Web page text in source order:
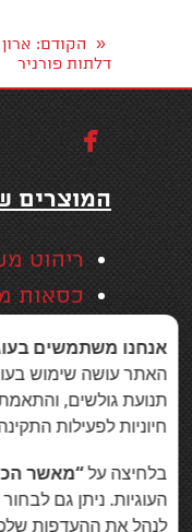
« הקודם:
דלתות פורניר

המוצרים
ריהוט
כסאות
תכנון
דלפקי
ריהוט
אנחנו משתמשים
האתר עושה שימוש
תנועת גולשים,
חיוניות לפעילות
בלחיצה על“מאשר
העוגיות. ניתן גם
לנהל את ההעדפות